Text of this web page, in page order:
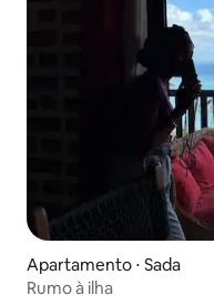
Apartamento ⋅ Sada
Rumo à ilha